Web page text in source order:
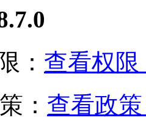
： 查看权限
： 查看政